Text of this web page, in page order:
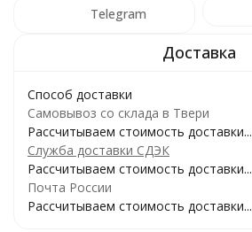
Telegram
Способ доставки
Самовывоз со склада в Твери
Рассчитываем стоимость доставки...
Служба доставки СДЭК
Рассчитываем стоимость доставки...
Почта России
Рассчитываем стоимость доставки...